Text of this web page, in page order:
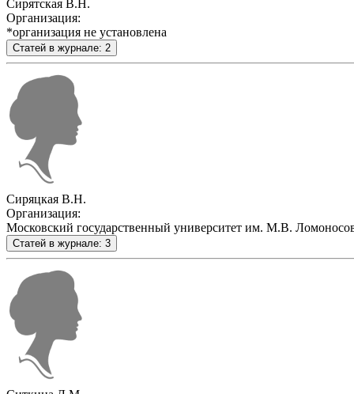
Сирятская В.Н.
Организация:
*организация не установлена
Статей в журнале: 2
Сиряцкая В.Н.
Организация:
Московский государственный университет им. М.В.
Статей в журнале: 3